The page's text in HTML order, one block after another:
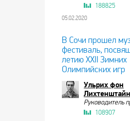
188825
05.02.2020
В Сочи прошел
фестиваль,
летию XXII Зимних
Олимпийских игр
Ульрих фон
Лихтенштайн
Руководитель
108907